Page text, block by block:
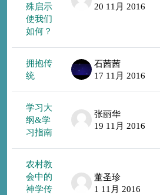
殊启示
使我们
如何？
20 11月 2016
拥抱传
统
石茜茜
17 11月 2016
学习大
纲&学
习指南
张丽华
19 11月 2016
农村教
会中的
神学传
董圣珍
1 11月 2016